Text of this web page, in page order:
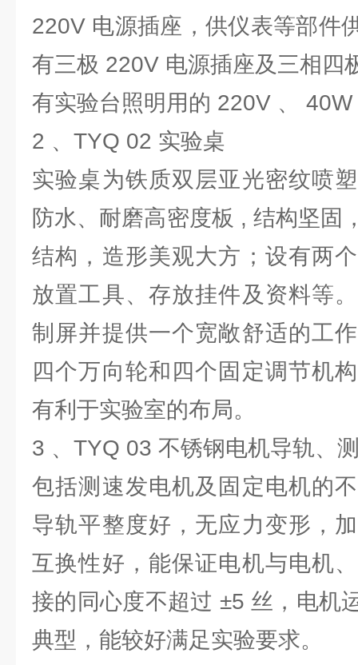
220V 电源插座，供仪表等部件
有三极 220V 电源插座及三相四
有实验台照明用的 220V 、
2 、TYQ 02 实验桌
实验桌为铁质双层亚光密纹喷
防水、耐磨高密度板 , 结构坚固
结构，造形美观大方；设有两
放置工具、存放挂件及资料等
制屏并提供一个宽敞舒适的工
四个万向轮和四个固定调节机
有利于实验室的布局。
3 、TYQ 03 不锈钢电机导轨、
包括测速发电机及固定电机的
导轨平整度好，无应力变形，
互换性好，能保证电机与电机
接的同心度不超过 ±5 丝，电机
典型，能较好满足实验要求。